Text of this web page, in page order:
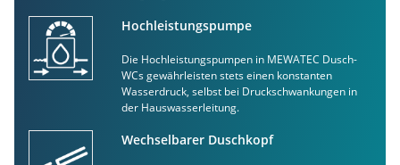
Hochleistungspumpe
Die Hochleistungspumpen in MEWATEC Dusch-
WCs gewährleisten stets einen konstanten
Wasserdruck, selbst bei Druckschwankungen in
der Hauswasserleitung.
Wechselbarer Duschkopf